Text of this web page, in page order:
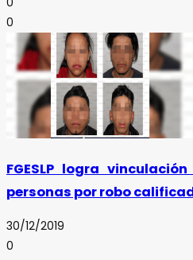
0
FGESLP logra
personas por robo
30/12/2019
0